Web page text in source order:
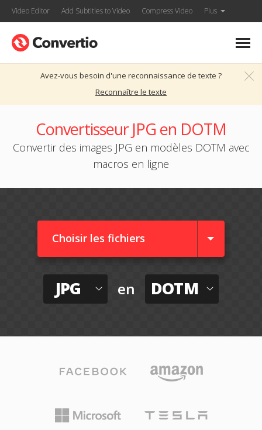
Video Editor Add Subtitles to Video Compress Video Plus
Avez-vous besoin d'une reconnaissance de texte ?
Reconnaître le texte
Convertisseur JPG en DOTM
Convertir des images JPG en modèles DOTM avec
macros en ligne
Choisir les fichiers
JPG en DOTM